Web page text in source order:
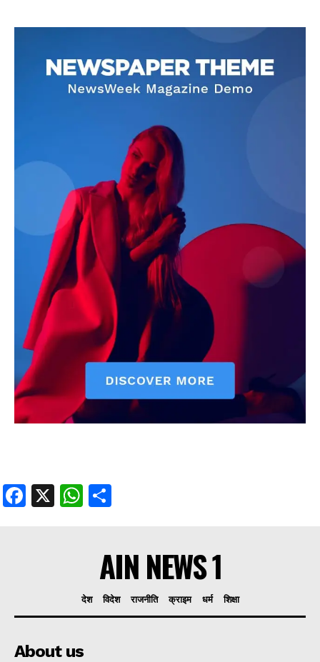
AIN NEWS 1
Contact Us
Privacy Policy
Terms of Use Agreement
Facebook
X WhatsApp
Share
Facebook
X WhatsApp
AIN NEWS 1
देश विदेश राजनीति क्राइम धर्म शिक्षा
About us